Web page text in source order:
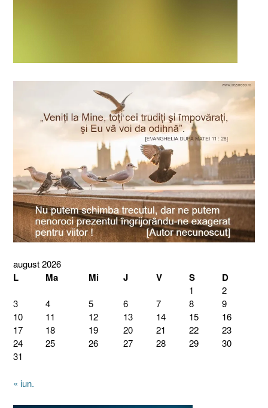
august 2026
L Ma Mi J V S D
1
2
3
4 5 6 7 8
9
10
11 12 13 14 15
16
17
18 19 20 21 22
23
24
25 26 27 28 29
30
31
« iun.